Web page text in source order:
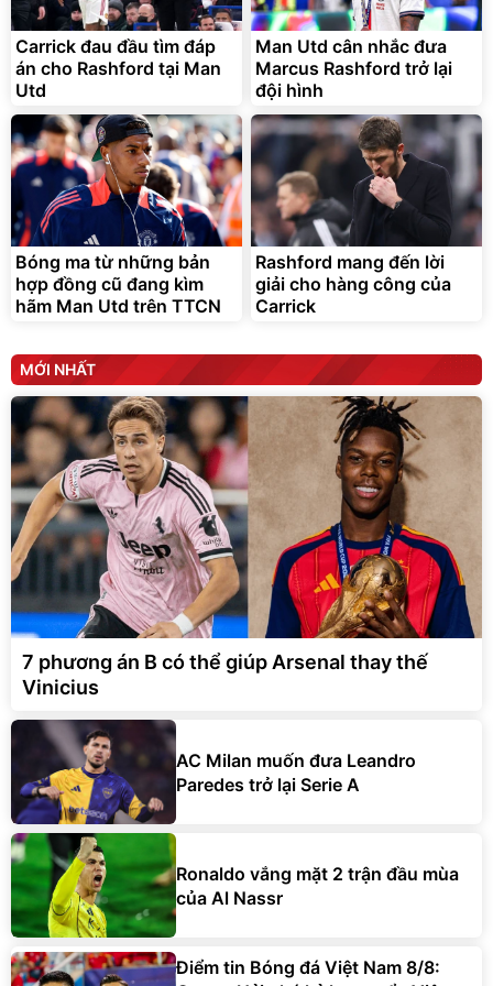
Carrick đau đầu tìm đáp
án cho Rashford tại Man
Utd
Man Utd cân nhắc đưa
Marcus Rashford trở lại
đội hình
Bóng ma từ những bản
hợp đồng cũ đang kìm
hãm Man Utd trên TTCN
Rashford mang đến lời
giải cho hàng công của
Carrick
MỚI NHẤT
7 phương án B có thể giúp Arsenal thay thế
Vinicius
AC Milan muốn đưa Leandro
Paredes trở lại Serie A
Ronaldo vắng mặt 2 trận đầu mùa
của Al Nassr
Điểm tin Bóng đá Việt Nam 8/8: